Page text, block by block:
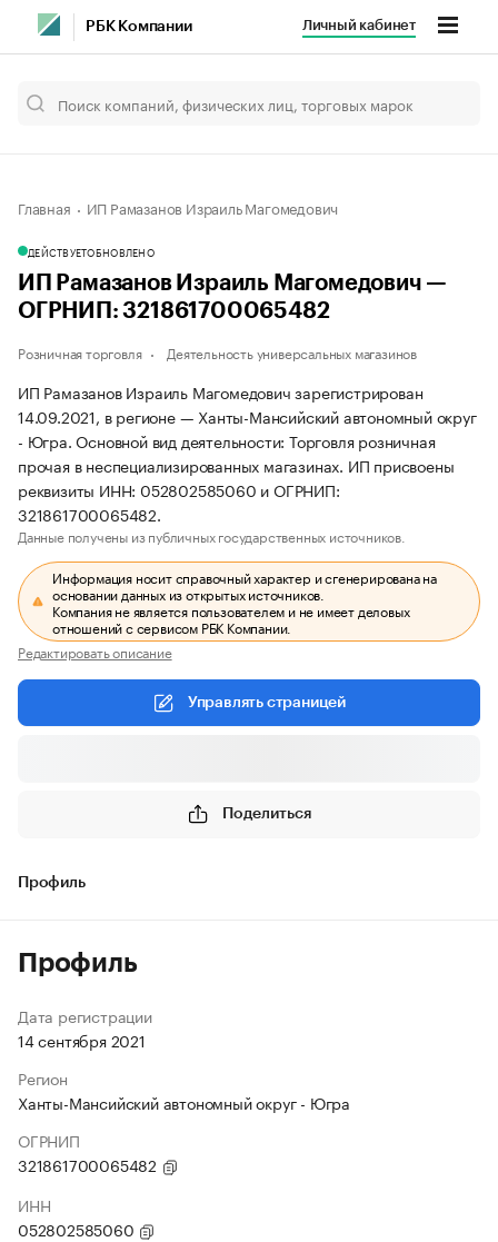
РБК Компании Личный кабинет
Главная ИП Рамазанов Израиль Магомедович
ДЕЙСТВУЕТОБНОВЛЕНО
ИП Рамазанов Израиль Магомедович —
ОГРНИП: 321861700065482
Розничная торговля Деятельность универсальных магазинов
ИП Рамазанов Израиль Магомедович зарегистрирован
14.09.2021, в регионе — Ханты-Мансийский автономный округ
- Югра. Основной вид деятельности: Торговля розничная
прочая в неспециализированных магазинах. ИП присвоены
реквизиты ИНН: 052802585060 и ОГРНИП:
321861700065482.
Данные получены из публичных государственных источников.
Информация носит справочный характер и сгенерирована на
основании данных из открытых источников.
Компания не является пользователем и не имеет деловых
отношений с сервисом РБК Компании.
Редактировать описание
Управлять страницей
Поделиться
Профиль
Профиль
Дата регистрации
14 сентября 2021
Регион
Ханты-Мансийский автономный округ - Югра
ОГРНИП
321861700065482
ИНН
052802585060